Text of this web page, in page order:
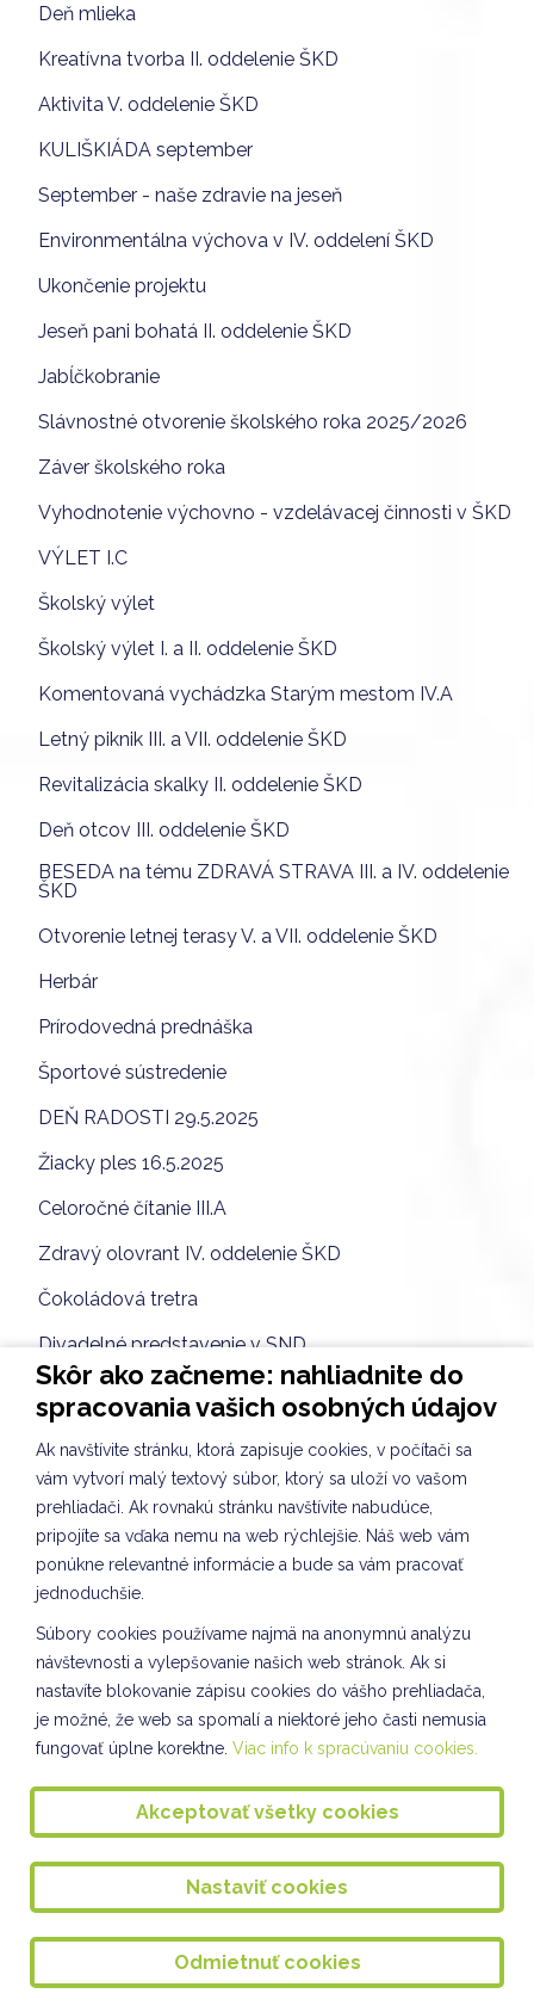
Deň mlieka
Kreatívna tvorba II. oddelenie ŠKD
Aktivita V. oddelenie ŠKD
KULIŠKIÁDA september
September - naše zdravie na jeseň
Environmentálna výchova v IV. oddelení ŠKD
Ukončenie projektu
Jeseň pani bohatá II. oddelenie ŠKD
Jabĺčkobranie
Slávnostné otvorenie školského roka 2025/2026
Záver školského roka
Vyhodnotenie výchovno - vzdelávacej činnosti v ŠKD
VÝLET I.C
Školský výlet
Školský výlet I. a II. oddelenie ŠKD
Komentovaná vychádzka Starým mestom IV.A
Letný piknik III. a VII. oddelenie ŠKD
Revitalizácia skalky II. oddelenie ŠKD
Deň otcov III. oddelenie ŠKD
BESEDA na tému ZDRAVÁ STRAVA III. a IV. oddelenie
ŠKD
Otvorenie letnej terasy V. a VII. oddelenie ŠKD
Herbár
Prírodovedná prednáška
Športové sústredenie
DEŇ RADOSTI 29.5.2025
Žiacky ples 16.5.2025
Celoročné čítanie III.A
Zdravý olovrant IV. oddelenie ŠKD
Čokoládová tretra
Divadelné predstavenie v SND
Telesná výchova v ATE IV.A
Projekty z prírodovedy III.A
Prírodovedná prednáška II.A, IV.A
Kuliškiáda máj
Výlet III.A , IV.A, IV.B
Spoločnosť a príroda - I. oddelenie ŠKD
Zdravý olovrant II. a VI. oddelenie ŠKD
Workshop v Ústrednej knižnici V. a VII. oddelenie ŠKD
REVITALIZÁCIA POCITOVÉHO CHODNÍKA
Pozorovanie prírody
Rovesnícke vzdelávanie
Spoločnosť a príroda I. oddelenie ŠKD
Skôr ako začneme: nahliadnite do
spracovania vašich osobných údajov
Ak navštívite stránku, ktorá zapisuje cookies, v počítači sa
vám vytvorí malý textový súbor, ktorý sa uloží vo vašom
prehliadači. Ak rovnakú stránku navštívite nabudúce,
pripojíte sa vďaka nemu na web rýchlejšie. Náš web vám
ponúkne relevantné informácie a bude sa vám pracovať
jednoduchšie.
Súbory cookies používame najmä na anonymnú analýzu
návštevnosti a vylepšovanie našich web stránok. Ak si
nastavíte blokovanie zápisu cookies do vášho prehliadača,
je možné, že web sa spomalí a niektoré jeho časti nemusia
fungovať úplne korektne. Viac info k spracúvaniu cookies.
Akceptovať všetky cookies
Nastaviť cookies
Odmietnuť cookies